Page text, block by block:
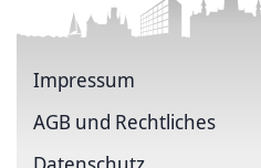
Impressum
AGB und Rechtliches